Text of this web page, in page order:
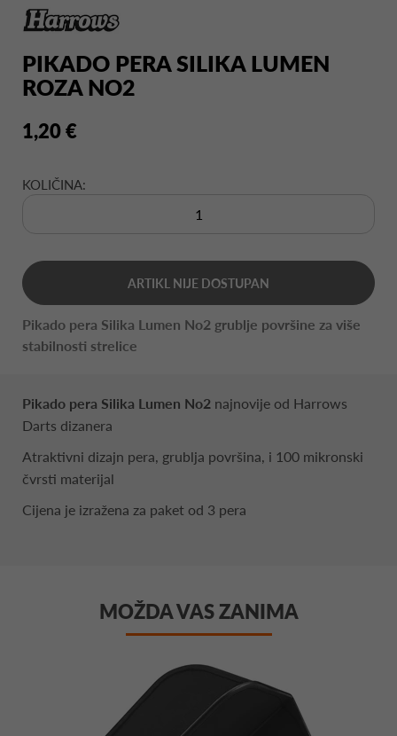
PIKADO PERA SILIKA LUMEN
ROZA NO2
1,20 €
KOLIČINA:
ARTIKL NIJE DOSTUPAN
Pikado pera Silika Lumen No2 grublje površine za više
stabilnosti strelice
Pikado pera Silika Lumen No2 najnovije od Harrows
Darts dizanera
Atraktivni dizajn pera, grublja površina, i 100 mikronski
čvrsti materijal
Cijena je izražena za paket od 3 pera
MOŽDA VAS ZANIMA